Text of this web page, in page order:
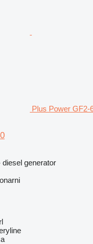
Plus Power GF2-
generator